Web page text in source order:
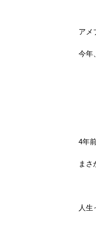
アメ
今年
4年
まさ
人生